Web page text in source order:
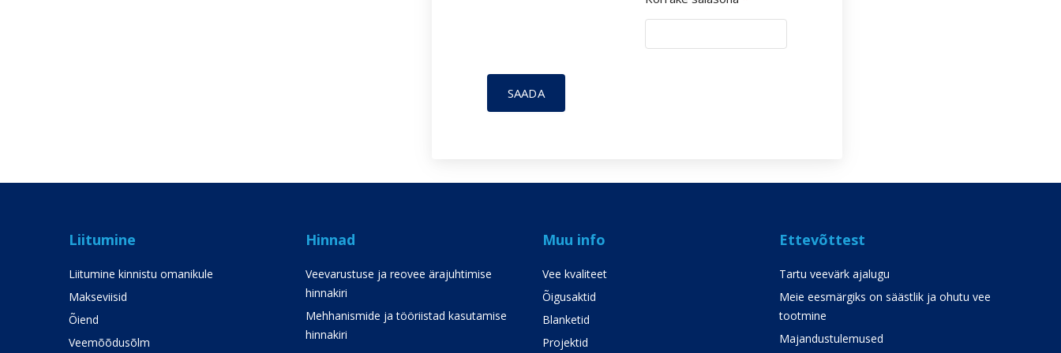
SAADA
Liitumine
Liitumine kinnistu omanikule
Makseviisid
Õiend
Veemõõdusõlm
Hinnad
Veevarustuse ja reovee ärajuhtimise
hinnakiri
Mehhanismide ja tööriistad kasutamise
hinnakiri
Muu info
Vee kvaliteet
Õigusaktid
Blanketid
Projektid
Ettevõttest
Tartu veevärk ajalugu
Meie eesmärgiks on säästlik ja ohutu vee
tootmine
Majandustulemused